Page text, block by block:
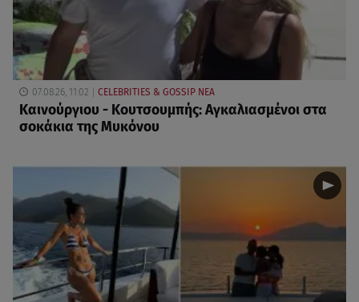
07.08.26, 11:02 CELEBRITIES & GOSSIP ΝΕΑ
Καινούργιου - Κουτσουμπής: Αγκαλιασμένοι στα
σοκάκια της Μυκόνου